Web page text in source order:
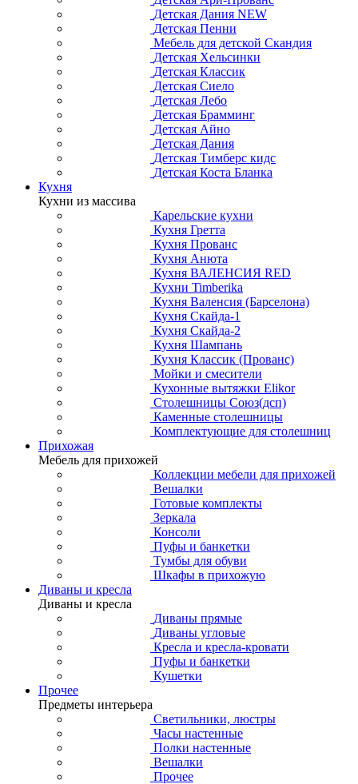
Детская Дания NEW
Детская Пенни
Мебель для детской Скандия
Детская Хельсинки
Детская Классик
Детская Сиело
Детская Лебо
Детская Брамминг
Детская Айно
Детская Дания
Детская Тимберс кидс
Детская Коста Бланка
Кухня
Кухни из массива
Карельские кухни
Кухня Гретта
Кухня Прованс
Кухня Анюта
Кухня ВАЛЕНСИЯ RED
Кухни Timberika
Кухня Валенсия (Барселона)
Кухня Скайда-1
Кухня Скайда-2
Кухня Шампань
Кухня Классик (Прованс)
Мойки и смесители
Кухонные вытяжки Elikor
Столешницы Союз(дсп)
Каменные столешницы
Комплектующие для столешниц
Прихожая
Мебель для прихожей
Коллекции мебели для прихожей
Вешалки
Готовые комплекты
Зеркала
Консоли
Пуфы и банкетки
Тумбы для обуви
Шкафы в прихожую
Диваны и кресла
Диваны и кресла
Диваны прямые
Диваны угловые
Кресла и кресла-кровати
Пуфы и банкетки
Кушетки
Прочее
Предметы интерьера
Светильники, люстры
Часы настенные
Полки настенные
Вешалки
Прочее